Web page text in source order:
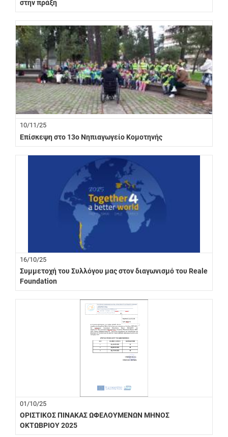
στην πράξη
10/11/25
Επίσκεψη στο 13ο Νηπιαγωγείο Κομοτηνής
16/10/25
Συμμετοχή του Συλλόγου μας στον διαγωνισμό του Reale
Foundation
01/10/25
ΟΡΙΣΤΙΚΟΣ ΠΙΝΑΚΑΣ ΩΦΕΛΟΥΜΕΝΩΝ ΜΗΝΟΣ
ΟΚΤΩΒΡΙΟΥ 2025